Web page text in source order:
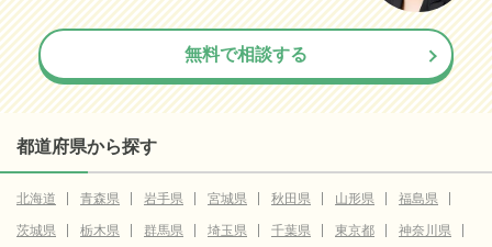
無料で相談する
都道府県から探す
北海道 青森県 岩手県 宮城県 秋田県 山形県
福島県
茨城県
栃木県 群馬県 埼玉県 千葉県 東京都
神奈川県